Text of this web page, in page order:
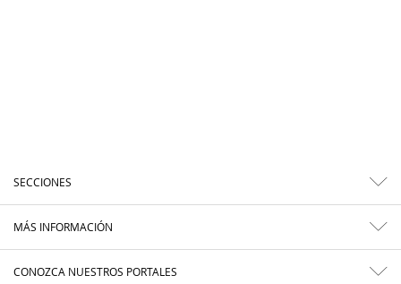
SECCIONES
MÁS INFORMACIÓN
CONOZCA NUESTROS PORTALES